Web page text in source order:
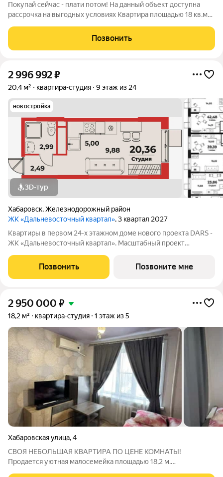
Покупай сейчас - плати потом! На данный объект доступна
рассрочка на выгодных условиях Квартира площадью 18 кв.м
инфраструктурой, напротив торгового центра «Большая
Медведица». Объект полностью
Позвонить
2 996 992₽
20,4 м² квартира-студия 9 этаж из 24
новостройка
3D-тур
Хабаровск,Железнодорожный район
ЖК «Дальневосточный квартал», 3 квартал 2027
Квартиры в первом 24-х этажном доме нового проекта DARS -
ЖК «Дальневосточный квартал». Масштабный проект
представление о доступном и комфортном жилье в
Хабаровске. Это не просто точечная застройка, а
Позвонить Позвоните мне
2 950 000 ₽
18,2 м² квартира-студия 1 этаж из 5
Хабаровская улица,4
СВОЯ НЕБОЛЬШАЯ КВАРТИРА ПО ЦЕНЕ КОМНАТЫ!
Продается уютная малосемейка площадью 18,2 м.